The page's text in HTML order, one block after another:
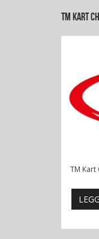
TM KART
TM Kart